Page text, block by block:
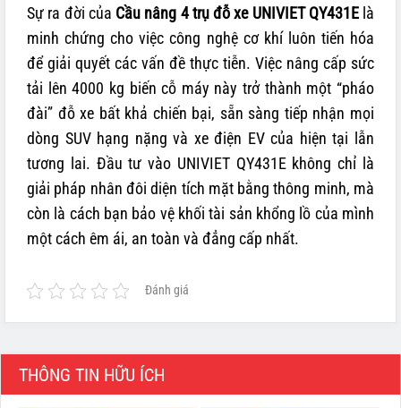
Sự ra đời của Cầu nâng 4 trụ đỗ xe UNIVIET QY431Elà
minh chứng cho việc công nghệ cơ khí luôn tiến hóa
để giải quyết các vấn đề thực tiễn. Việc nâng cấp sức
tải lên 4000 kg biến cỗ máy này trở thành một “pháo
đài” đỗ xe bất khả chiến bại, sẵn sàng tiếp nhận mọi
dòng SUV hạng nặng và xe điện EV của hiện tại lẫn
tương lai. Đầu tư vào UNIVIET QY431E không chỉ là
giải pháp nhân đôi diện tích mặt bằng thông minh, mà
còn là cách bạn bảo vệ khối tài sản khổng lồ của mình
một cách êm ái, an toàn và đẳng cấp nhất.
Đánh giá
THÔNG TIN HỮU ÍCH